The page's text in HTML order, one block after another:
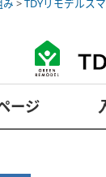
み >TDYリモデルス
ージ